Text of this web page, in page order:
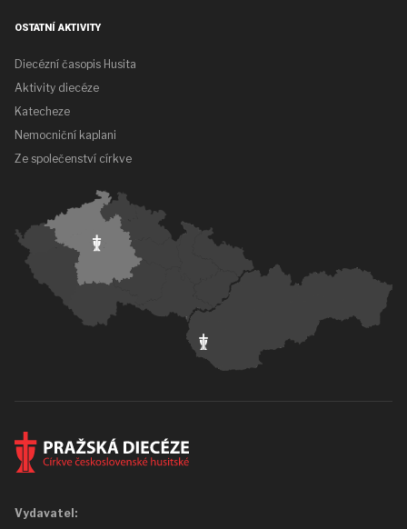
OSTATNÍ AKTIVITY
Diecézní časopis Husita
Aktivity diecéze
Katecheze
Nemocniční kaplani
Ze společenství církve
Vydavatel: